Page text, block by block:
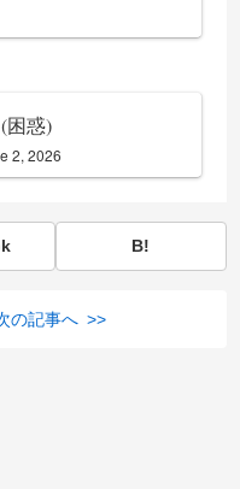
困惑)
2, 2026
B!
の記事へ >>